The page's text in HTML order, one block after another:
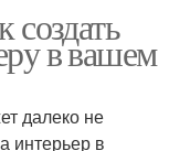
в вашем
далеко не
интерьер в